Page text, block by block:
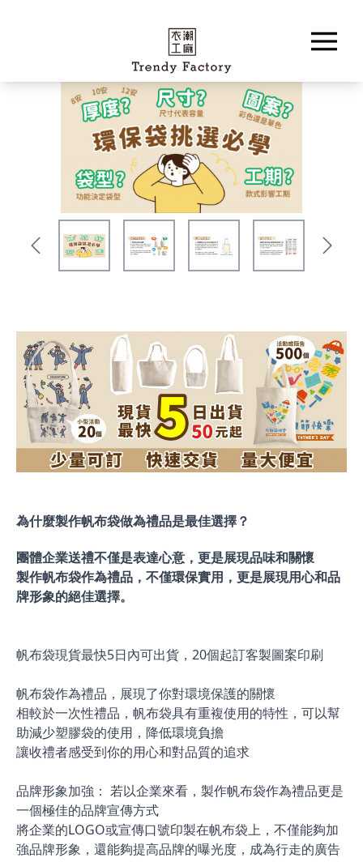
為什麼製作帆布袋做為禮品是最佳選擇？
團體企業送禮不僅是表達心意，更是展現品味和關懷
製作帆布袋作為禮品，不僅環保實用，更是展現用心和品
牌形象的絕佳選擇。
帆布袋現貨最快5日內可出貨，20個起訂客製圖案印刷
帆布袋作為禮品，展現了你對環境保護的關懷
相較於一次性禮品，帆布袋具有重複使用的特性，可以幫
助減少塑膠袋的使用，降低環境負擔
讓收禮者感受到你的用心和對品質的追求
品牌形象加強： 若以企業來看，製作帆布袋作為禮品更是
一個極佳的品牌宣傳方式
將企業的LOGO或宣傳口號印製在帆布袋上，不僅能夠加
強品牌形象，還能夠提高品牌的曝光度，成為行走的廣告